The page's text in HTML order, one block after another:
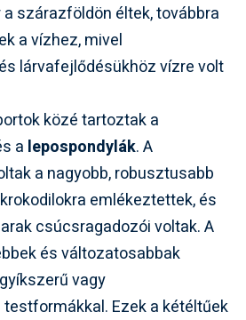
szárazföldön éltek, továbbra
a vízhez, mivel
lárvafejlődésükhöz vízre volt
közé tartoztak a
a lepospondylák. A
a nagyobb, robusztusabb
emlékeztettek, és
csúcsragadozói voltak. A
és változatosabbak
vagy
Ezek a kétéltűek